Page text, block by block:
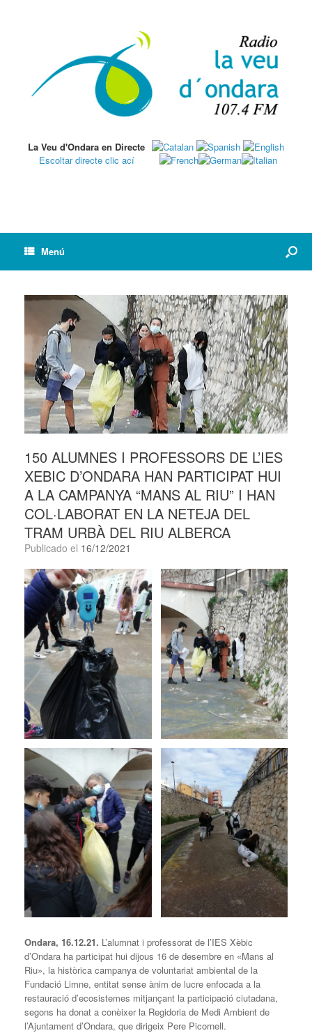
La Veu d'Ondara en Directe
Escoltar directe clic ací
Menú
150 ALUMNES I PROFESSORS DE L’IES
XEBIC D’ONDARA HAN PARTICIPAT HUI
A LA CAMPANYA “MANS AL RIU” I HAN
COL·LABORAT EN LA NETEJA DEL
TRAM URBÀ DEL RIU ALBERCA
Publicado el 16/12/2021
Ondara, 16.12.21. L’alumnat i professorat de l’IES Xèbic
d’Ondara ha participat hui dijous 16 de desembre en «Mans al
Riu», la històrica campanya de voluntariat ambiental de la
Fundació Limne, entitat sense ànim de lucre enfocada a la
restauració d’ecosistemes mitjançant la participació ciutadana,
segons ha donat a conèixer la Regidoria de Medi Ambient de
l’Ajuntament d’Ondara, que dirigeix Pere Picornell.